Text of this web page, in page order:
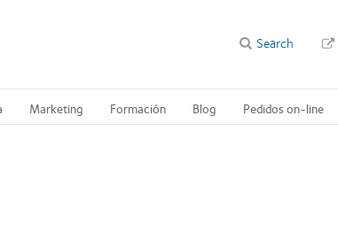
Search
Marketing Formación Blog Pedidos on-line